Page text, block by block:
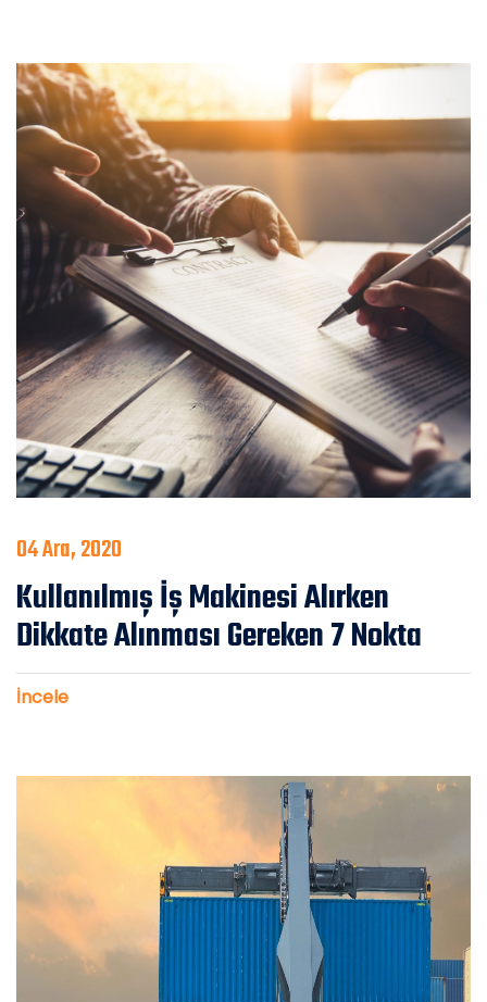
04 Ara, 2020
Kullanılmış İş Makinesi Alırken
Dikkate Alınması Gereken 7 Nokta
İncele